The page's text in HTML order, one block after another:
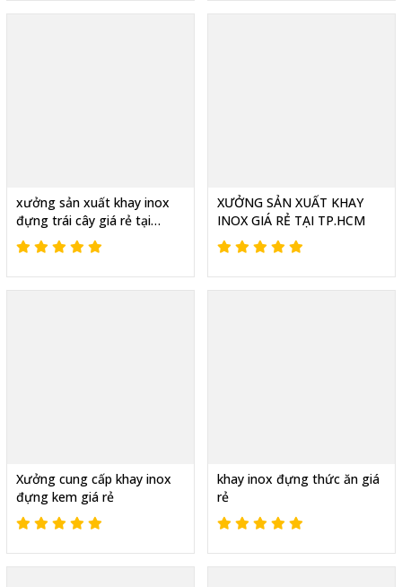
xưởng sản xuất khay inox
đựng trái cây giá rẻ tại
xưởng
XƯỞNG SẢN XUẤT KHAY
INOX GIÁ RẺ TẠI TP.HCM
Xưởng cung cấp khay inox
đựng kem giá rẻ
khay inox đựng thức ăn giá
rẻ